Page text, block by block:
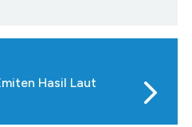
Hasil Laut